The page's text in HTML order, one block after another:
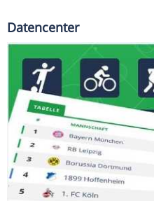
Datencenter